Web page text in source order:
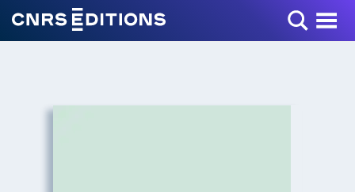
Toggle Menu